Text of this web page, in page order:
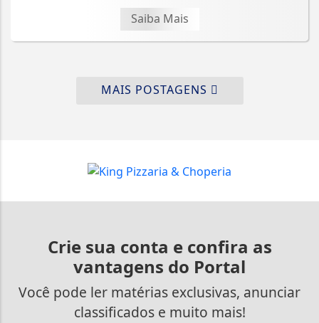
Saiba Mais
MAIS POSTAGENS
Crie sua conta e confira as
vantagens do Portal
Você pode ler matérias exclusivas, anunciar
classificados e muito mais!